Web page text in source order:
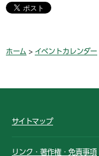
ホーム > イベントカレンダー
サイトマップ
リンク・著作権・免責事項